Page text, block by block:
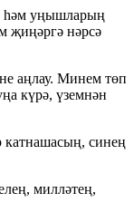
һәм уңышларың
җиңәргә нәрсә
аңлау. Минем төп
күрә, үземнән
синең
милләтең,